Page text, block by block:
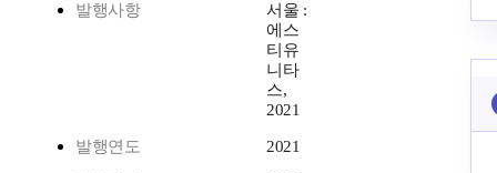
발행사항
서울 :
에스
티유
니타
스,
2021
발행연도 2021